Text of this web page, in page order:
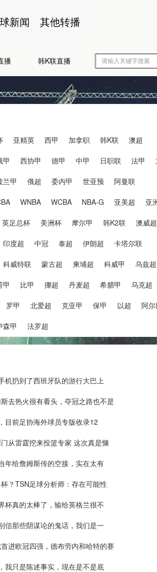
新闻 其他转播
播 韩K联直播
亚精英 西甲 加拿职 韩K联 澳超
甲 西协甲 德甲 中甲 日职联 法甲
兰甲 俄超 委内甲 世亚预 阿曼联
WNBA WCBA NBA-G 亚美超 亚
英足总杯 美洲杯 摩尔甲 韩K2联 澳威超
印度超 中冠 泰超 伊朗超 卡塔尔联
科威特联 蒙古超 柬埔超 科威甲 乌兹超
甲 比甲 挪超 丹麦超 希腊甲 乌克超
罗甲 北爱超 克亚甲 保甲 以超 阿
森甲 法罗超
机扔到了西班牙队的游行大巴上
去热火很有看头，夺冠之路也不是
目前足协海外球员专版收录12
从雷霆挖来投篮专家 这次真是慷
年给詹姆斯传的空接，实在太有
？TSN足球分析师：存在可能性
杯真的太棒了，输给英格兰很不
信那些阴谋论的鬼话，我们是一
进欧冠四强，德布劳内和哈特的赛
我只是陈述事实，现在是不是底